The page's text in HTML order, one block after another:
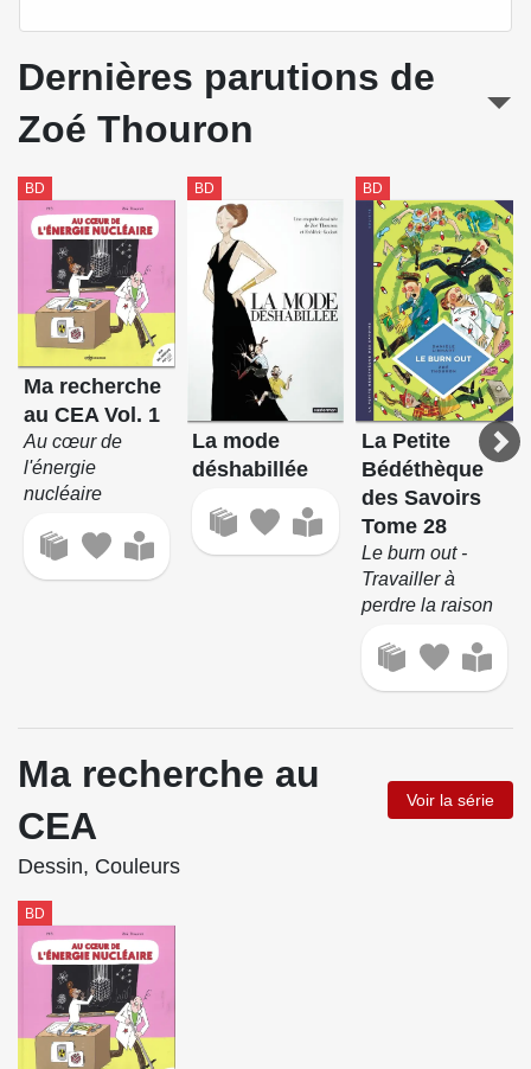
Dernières parutions de
Zoé Thouron
BD
Ma recherche
au CEA Vol. 1
Au cœur de
l'énergie
nucléaire
BD
La mode
déshabillée
BD
La Petite
Bédéthèque
des Savoirs
Tome 28
Le burn out -
Travailler à
perdre la raison
Ma recherche au
CEA
Voir la série
Dessin, Couleurs
BD